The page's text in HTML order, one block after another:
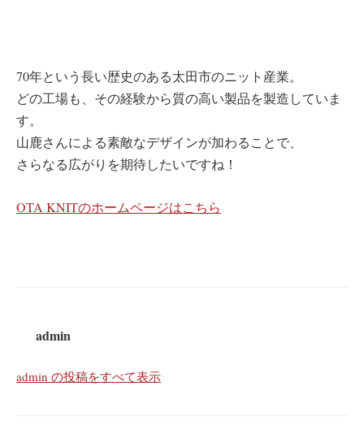
70年という長い歴史のある太田市のニット産業。
どの工場も、その経験から質の高い製品を製造していま
す。
山鹿さんによる素敵なデザインが加わることで、
さらなる広がりを期待したいですね！
OTA KNITのホームページはこちら
admin
admin の投稿をすべて表示